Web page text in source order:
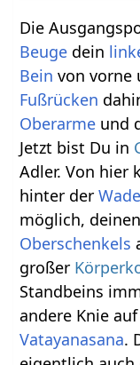
Die
Beuge dein
Bein von vorne
Fußrücken
Oberarme und
Jetzt bist Du in
Adler. Von hier
hinter derWade
möglich,
Oberschenkels
großer
Standbeins
andere Knie
Vatayanasana.